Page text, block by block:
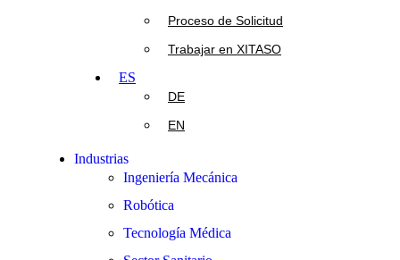
Proceso de Solicitud
Trabajar en XITASO
ES
DE
EN
Industrias
Ingeniería Mecánica
Robótica
Tecnología Médica